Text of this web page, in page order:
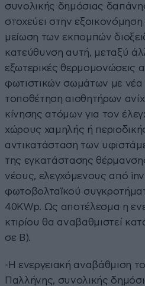
συνολικής δημόσιας
στοχεύει στην εξοικονόμηση
μείωση των εκπομπών
κατεύθυνση αυτή, μεταξύ
εξωτερικές θερμομονώσεις
φωτιστικών σωμάτων με νέα
τοποθέτηση αισθητήρων
κίνησης ατόμων για τον
χώρους χαμηλής ή
αντικατάσταση των
της εγκατάστασης
νέους, ελεγχόμενους από
φωτοβολταϊκού
40KWp. Ως αποτέλεσμα η
κτιρίου θα αναβαθμιστεί
σε Β).
-Η ενεργειακή αναβάθμιση
Παλλήνης, συνολικής